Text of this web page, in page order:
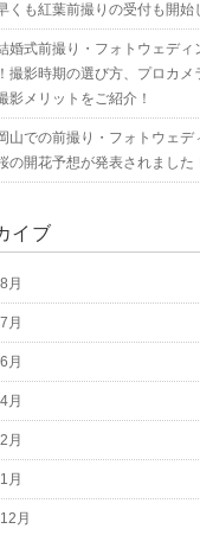
くも紅葉前撮りの受付も開始
婚式前撮り・フォトウェディ
撮影時期の選び方、プロカメ
影メリットをご紹介！
山での前撮り・フォトウェデ
の開花予想が発表されました
イブ
月
月
月
月
月
月
月